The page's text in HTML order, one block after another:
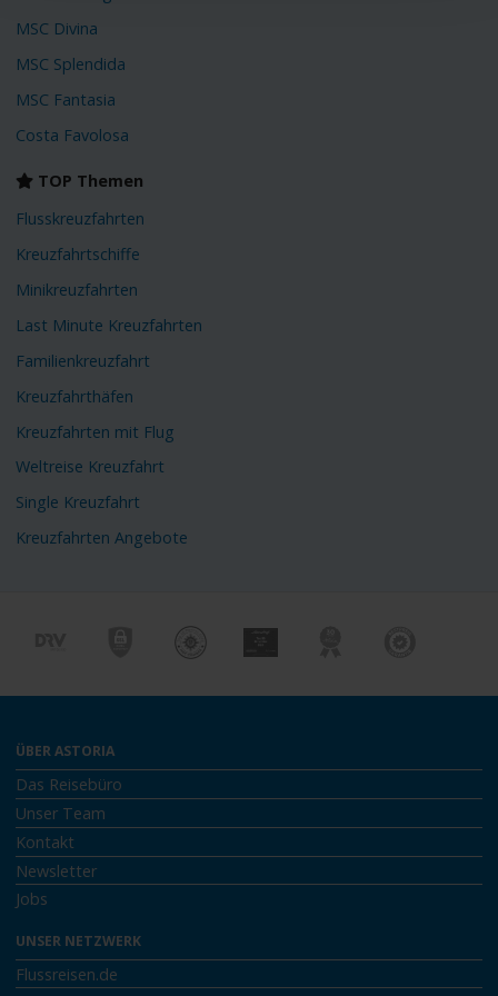
MSC Divina
MSC Splendida
MSC Fantasia
Costa Favolosa
TOP Themen
Flusskreuzfahrten
Kreuzfahrtschiffe
Minikreuzfahrten
Last Minute Kreuzfahrten
Familienkreuzfahrt
Kreuzfahrthäfen
Kreuzfahrten mit Flug
Weltreise Kreuzfahrt
Single Kreuzfahrt
Kreuzfahrten Angebote
ÜBER ASTORIA
Das Reisebüro
Unser Team
Kontakt
Newsletter
Jobs
UNSER NETZWERK
Flussreisen.de